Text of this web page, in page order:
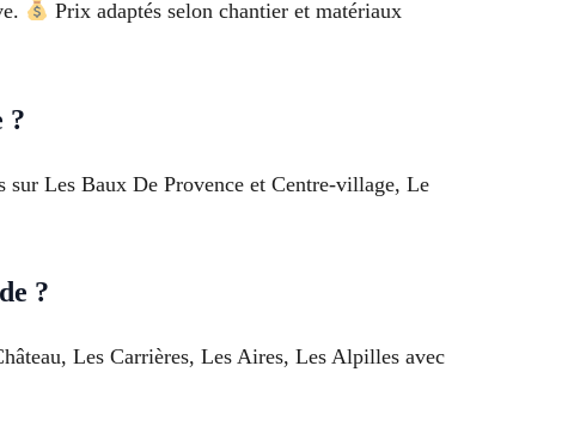
Prix adaptés selon chantier et matériaux
?
Les Baux De Provence et Centre-village, Le
?
Les Carrières, Les Aires, Les Alpilles avec